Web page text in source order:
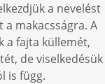
a nevelést
makacsságra. A
a fajta küllemét,
de viselkedésük
is függ.